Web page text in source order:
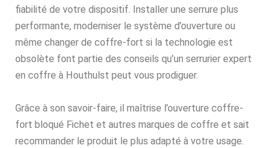
fiabilité de votre dispositif. Installer une serrure plus
performante, moderniser le système d’ouverture ou
même changer de coffre-fort si la technologie est
obsolète font partie des conseils qu’un serrurier expert
en coffre à Houthulst peut vous prodiguer.
Grâce à son savoir-faire, il maîtrise l’ouverture coffre-
fort bloqué Fichet et autres marques de coffre et sait
recommander le produit le plus adapté à votre usage.